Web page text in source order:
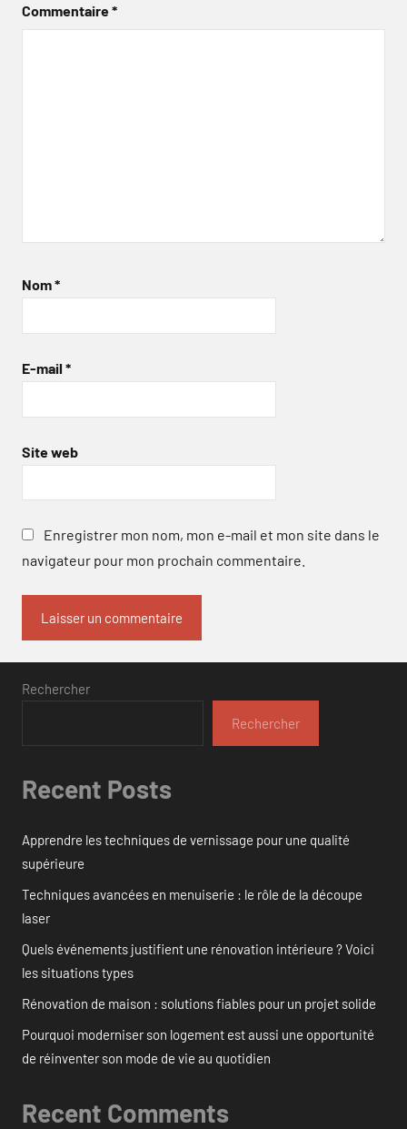
Commentaire*
Nom*
E-mail *
Site web
Enregistrer mon nom, mon e-mail et mon site dans le
navigateur pour mon prochain commentaire.
Rechercher
Rechercher
Recent Posts
Apprendre les techniques de vernissage pour une qualité
supérieure
Techniques avancées en menuiserie : le rôle de la découpe
laser
Quels événements justifient une rénovation intérieure ? Voici
les situations types
Rénovation de maison : solutions fiables pour un projet solide
Pourquoi moderniser son logement est aussi une opportunité
de réinventer son mode de vie au quotidien
Recent Comments